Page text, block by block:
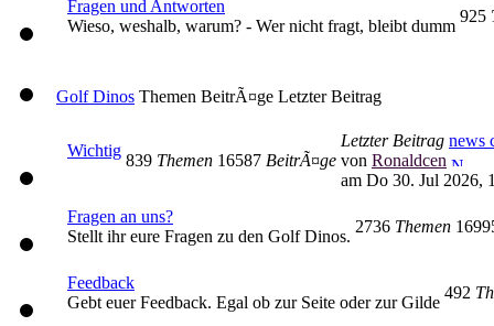
Fragen und Antworten
Wieso, weshalb, warum? - Wer nicht fragt, bleibt dumm
925
Golf Dinos Themen BeitrÃ¤ge Letzter Beitrag
Wichtig
839 Themen 16587 BeitrÃ¤ge
Letzter Beitrag news
von Ronaldcen
am Do 30. Jul 2026,
Fragen an uns?
Stellt ihr eure Fragen zu den Golf Dinos.
2736 Themen
Feedback
Gebt euer Feedback. Egal ob zur Seite oder zur Gilde
492